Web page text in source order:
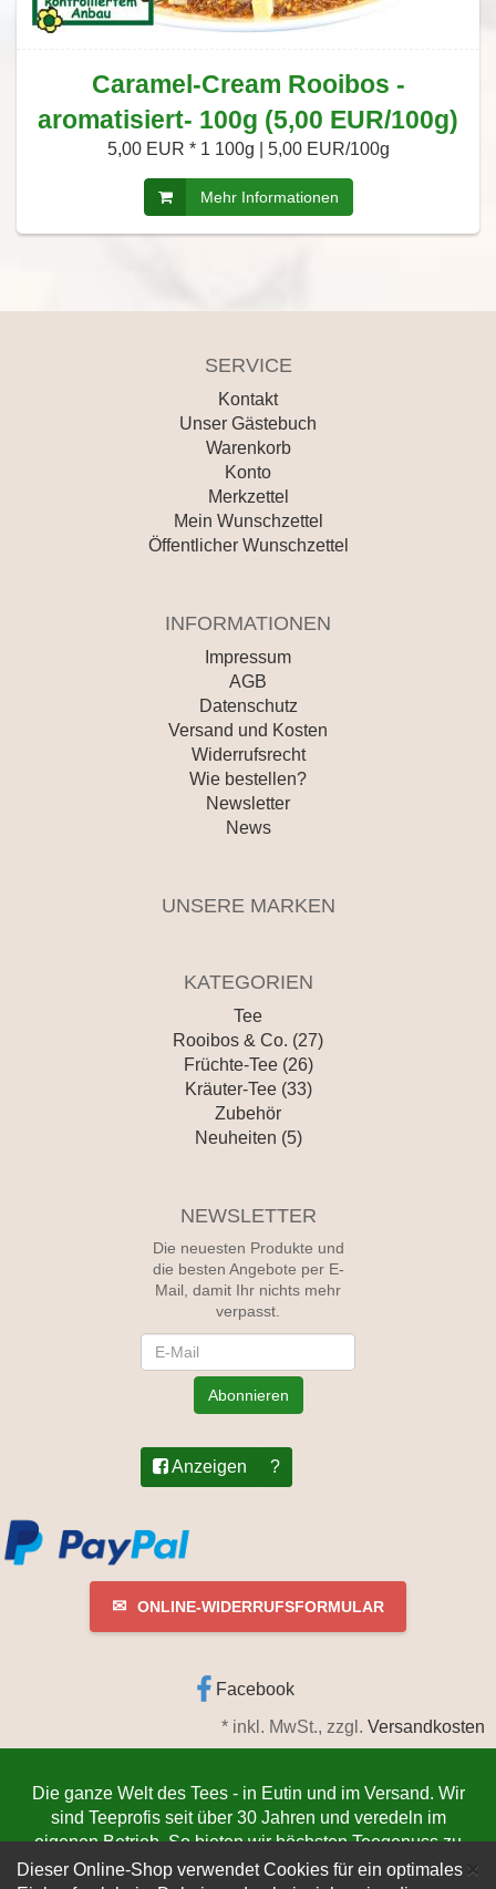
×
Dieser Online-Shop verwendet Cookies für ein optimales
Caramel-Cream Rooibos -
aromatisiert- 100g (5,00 EUR/100g)
5,00 EUR * 1 100g | 5,00 EUR/100g
Mehr Informationen
SERVICE
Kontakt
Unser Gästebuch
Warenkorb
Konto
Merkzettel
Mein Wunschzettel
Öffentlicher Wunschzettel
INFORMATIONEN
Impressum
AGB
Datenschutz
Versand und Kosten
Widerrufsrecht
Wie bestellen?
Newsletter
News
UNSERE MARKEN
KATEGORIEN
Tee
Rooibos & Co. (27)
Früchte-Tee (26)
Kräuter-Tee (33)
Zubehör
Neuheiten (5)
NEWSLETTER
Die neuesten Produkte und
die besten Angebote per E-
Mail, damit Ihr nichts mehr
verpasst.
Abonnieren
Anzeigen ?
✉ ONLINE-WIDERRUFSFORMULAR
Facebook
* inkl. MwSt., zzgl. Versandkosten
Die ganze Welt des Tees - in Eutin und im Versand. Wir
sind Teeprofis seit über 30 Jahren und veredeln im
eigenen Betrieb. So bieten wir höchsten Teegenuss zu
niedrigsten Preisen. Jetzt bestellenwww.teeschmiede-